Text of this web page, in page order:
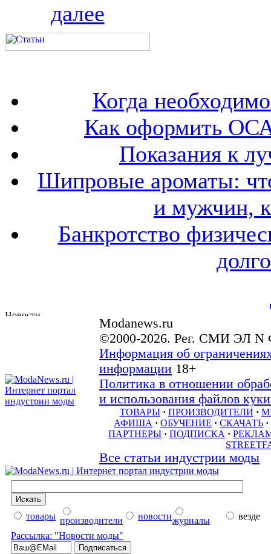
далее
Когда
Как оформить
Показания к
Шипровые ароматы:
и мужчин,
Банкротство
Modanews.ru
©2000-2026. Рег. СМИ ЭЛ N
Информация об
информации 18+
Политика в отношении
и использования файлов
ТОВАРЫ · ПРОИЗВОДИТЕЛИ ·
АФИША · ОБУЧЕНИЕ · СКАЧАТЬ ·
ПАРТНЕРЫ · ПОДПИСКА ·
Все статьи индустрии моды
товары производители новостижурналы
везде
Рассылка: "Новости моды"